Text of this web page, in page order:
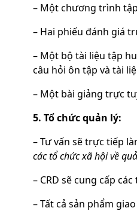
– Một chương trình
– Hai phiếu đánh giá
– Một bộ tài liệu tập
câu hỏi ôn tập và tài
– Một bài giảng trực
5. Tổ chức quản lý:
– Tư vấn sẽ trực tiếp
các tổ chức xã hội về
– CRD sẽ cung cấp
– Tất cả sản phẩm